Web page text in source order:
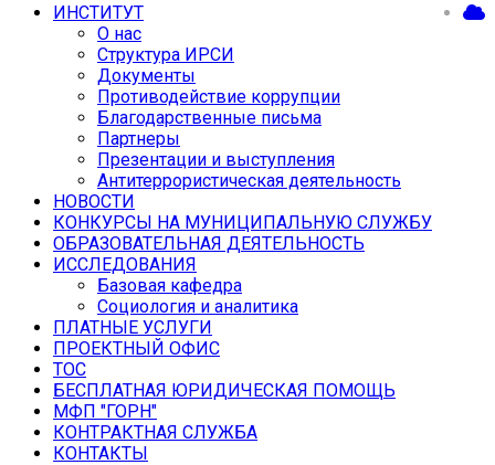
ИНСТИТУТ
О нас
Структура ИРСИ
Документы
Противодействие коррупции
Благодарственные письма
Партнеры
Презентации и выступления
Антитеррористическая деятельность
НОВОСТИ
КОНКУРСЫ НА МУНИЦИПАЛЬНУЮ СЛУЖБУ
ОБРАЗОВАТЕЛЬНАЯ ДЕЯТЕЛЬНОСТЬ
ИССЛЕДОВАНИЯ
Базовая кафедра
Социология и аналитика
ПЛАТНЫЕ УСЛУГИ
ПРОЕКТНЫЙ ОФИС
ТОС
БЕСПЛАТНАЯ ЮРИДИЧЕСКАЯ ПОМОЩЬ
МФП "ГОРН"
КОНТРАКТНАЯ СЛУЖБА
КОНТАКТЫ